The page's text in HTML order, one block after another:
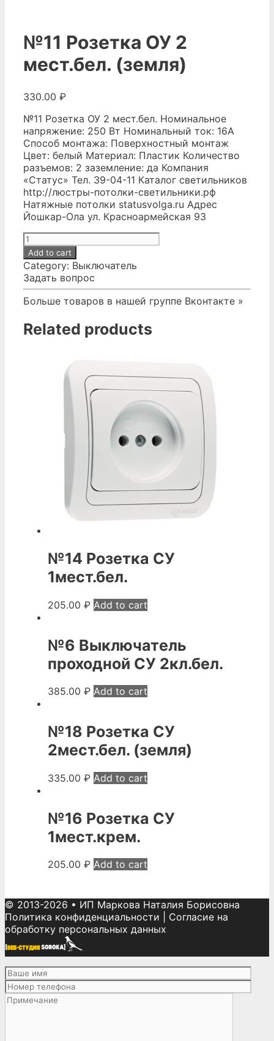
№11 Розетка ОУ 2
мест.бел. (земля)
330.00 ₽
№11 Розетка ОУ 2 мест.бел. Номинальное
напряжение: 250 Вт Номинальный ток: 16А
Способ монтажа: Поверхностный монтаж
Цвет: белый Материал: Пластик Количество
разъемов: 2 заземление: да Компания
«Статус» Тел. 39-04-11 Каталог светильников
http://люстры-потолки-светильники.рф
Натяжные потолки statusvolga.ru Адрес
Йошкар-Ола ул. Красноармейская 93
№11
Розетка
ОУ
2
мест.бел.
(земля)
Add to cart
Category: Выключатель
Задать вопрос
Больше товаров в нашей группе Вконтакте »
Related products
№14 Розетка СУ
1мест.бел.
205.00 ₽ Add to cart
№6 Выключатель
проходной СУ 2кл.бел.
385.00 ₽ Add to cart
№18 Розетка СУ
2мест.бел. (земля)
335.00 ₽ Add to cart
№16 Розетка СУ
1мест.крем.
205.00 ₽ Add to cart
© 2013-2026 • ИП Маркова Наталия Борисовна
Политика конфиденциальности
Согласие на
обработку персональных данных